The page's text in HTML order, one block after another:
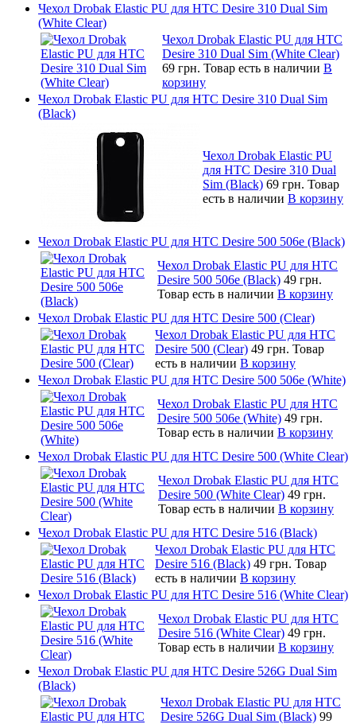
Чехол Drobak Elastic PU для HTC Desire 310 Dual Sim
(White Clear)
Чехол Drobak Elastic PU для HTC
Desire 310 Dual Sim (White Clear)
69 грн. Товар есть в наличии В
корзину
Чехол Drobak Elastic PU для HTC Desire 310 Dual Sim
(Black)
Чехол Drobak Elastic PU
для HTC Desire 310 Dual
Sim (Black) 69 грн. Товар
есть в наличии В корзину
Чехол Drobak Elastic PU для HTC Desire 500 506e (Black)
Чехол Drobak Elastic PU для HTC
Desire 500 506e (Black) 49 грн.
Товар есть в наличии В корзину
Чехол Drobak Elastic PU для HTC Desire 500 (Clear)
Чехол Drobak Elastic PU для HTC
Desire 500 (Clear) 49 грн. Товар
есть в наличии В корзину
Чехол Drobak Elastic PU для HTC Desire 500 506e (White)
Чехол Drobak Elastic PU для HTC
Desire 500 506e (White) 49 грн.
Товар есть в наличии В корзину
Чехол Drobak Elastic PU для HTC Desire 500 (White Clear)
Чехол Drobak Elastic PU для HTC
Desire 500 (White Clear) 49 грн.
Товар есть в наличии В корзину
Чехол Drobak Elastic PU для HTC Desire 516 (Black)
Чехол Drobak Elastic PU для HTC
Desire 516 (Black) 49 грн. Товар
есть в наличии В корзину
Чехол Drobak Elastic PU для HTC Desire 516 (White Clear)
Чехол Drobak Elastic PU для HTC
Desire 516 (White Clear) 49 грн.
Товар есть в наличии В корзину
Чехол Drobak Elastic PU для HTC Desire 526G Dual Sim
(Black)
Чехол Drobak Elastic PU для HTC
Desire 526G Dual Sim (Black) 99